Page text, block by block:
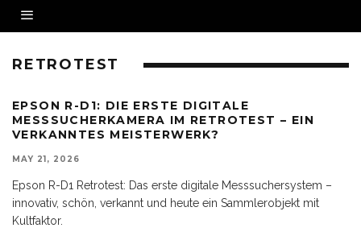
RETROTEST
EPSON R-D1: DIE ERSTE DIGITALE
MESSSUCHERKAMERA IM RETROTEST – EIN
VERKANNTES MEISTERWERK?
MAY 21, 2026
Epson R-D1 Retrotest: Das erste digitale Messsuchersystem –
innovativ, schön, verkannt und heute ein Sammlerobjekt mit
Kultfaktor.